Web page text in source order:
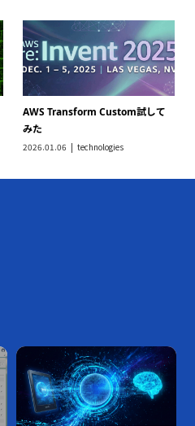
AWS Transform Custom試して
みた
2026.01.06 technologies